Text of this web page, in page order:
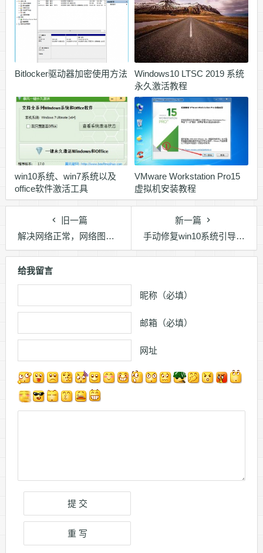
Bitlocker驱动器加密使用方法
Windows10 LTSC 2019 系统
永久激活教程
win10系统、win7系统以及
office软件激活工具
VMware Workstation Pro15
虚拟机安装教程
旧一篇
解决网络正常，网络图标始终为小地球的问题
新一篇
手动修复win10系统引导的方法
给我留言
昵称（必填）
邮箱（必填）
网址